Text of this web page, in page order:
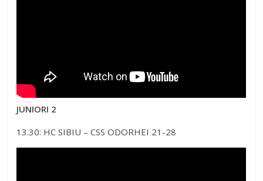
JUNIORI 2
13.30: HC SIBIU – CSS ODORHEI 21-28